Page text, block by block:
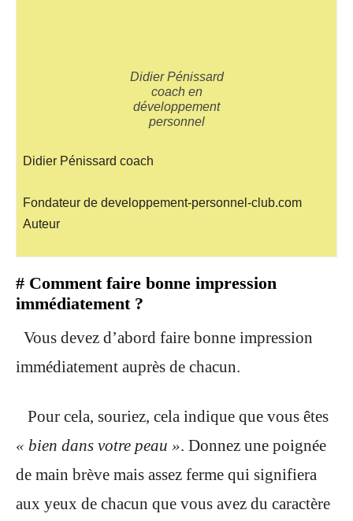
Didier Pénissard
coach en
développement
personnel
Didier Pénissard coach
Fondateur de developpement-personnel-club.com
Auteur
# Comment faire bonne impression
immédiatement ?
Vous devez d’abord faire bonne impression
immédiatement auprès de chacun.
Pour cela, souriez, cela indique que vous êtes
« bien dans votre peau ». Donnez une poignée
de main brève mais assez ferme qui signifiera
aux yeux de chacun que vous avez du caractère